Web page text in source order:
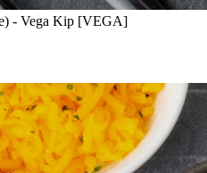
- Vega Kip [VEGA]